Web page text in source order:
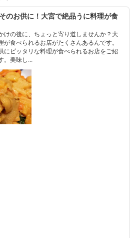
のお供に！大宮で絶品うに料理が食
けの後に、ちょっと寄り道しませんか？大
が食べられるお店がたくさんあるんです。
にピッタリな料理が食べられるお店をご紹
美味し...